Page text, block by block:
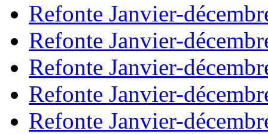
Refonte Janvier-
Refonte Janvier-
Refonte Janvier-
Refonte Janvier-
Refonte Janvier-